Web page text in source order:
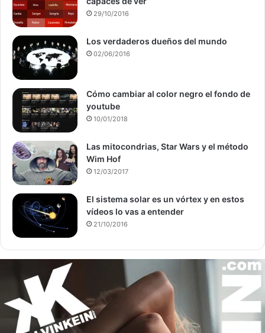
29/10/2016
Los verdaderos dueños del mundo
02/06/2016
Cómo cambiar al color negro el fondo de
youtube
10/01/2018
Las mitocondrias, Star Wars y el método
Wim Hof
12/03/2017
El sistema solar es un vórtex y en estos
vídeos lo vas a entender
21/10/2016